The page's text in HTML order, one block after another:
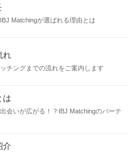
Matchingが選ばれる理由とは
れ
チングまでの流れをご案内します
は
会いが広がる！？IBJ Matchingのパーテ
介